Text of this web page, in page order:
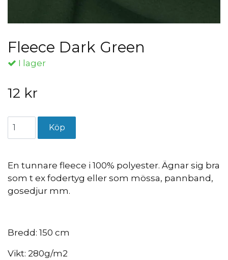
Fleece Dark Green
I lager
12 kr
En tunnare fleece i 100% polyester. Ägnar sig bra
som t ex fodertyg eller som mössa, pannband,
gosedjur mm.
Bredd: 150 cm
Vikt: 280g/m2